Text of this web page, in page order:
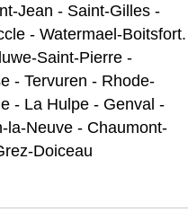
Jean - Saint-Gilles -
- Watermael-Boitsfort.
Saint-Pierre -
- Tervuren - Rhode-
- La Hulpe - Genval -
la-Neuve - Chaumont-
Doiceau